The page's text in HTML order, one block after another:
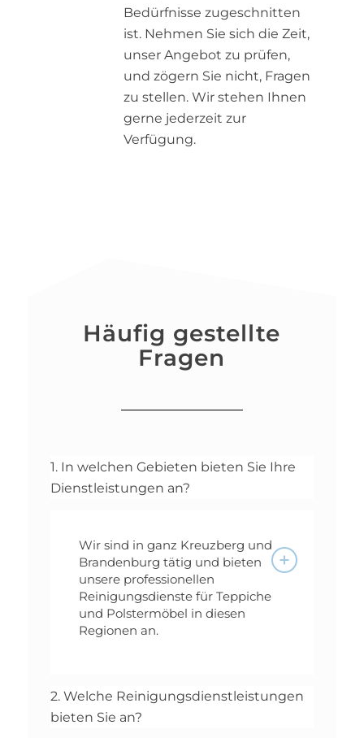
Bedürfnisse zugeschnitten
ist. Nehmen Sie sich die Zeit,
unser Angebot zu prüfen,
und zögern Sie nicht, Fragen
zu stellen. Wir stehen Ihnen
gerne jederzeit zur
Verfügung.
Häufig gestellte
Fragen
1. In welchen Gebieten bieten Sie Ihre
Dienstleistungen an?
Wir sind in ganz Kreuzberg und
Brandenburg tätig und bieten
unsere professionellen
Reinigungsdienste für Teppiche
und Polstermöbel in diesen
Regionen an.
2. Welche Reinigungsdienstleistungen
bieten Sie an?